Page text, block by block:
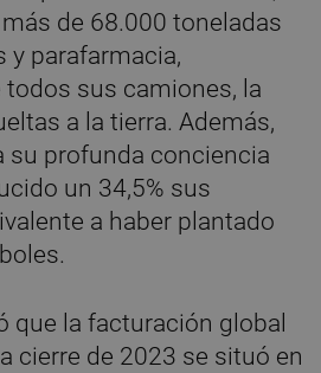
más de 68.000 toneladas
y parafarmacia,
todos sus camiones, la
a la tierra. Además,
su profunda conciencia
un 34,5% sus
a haber plantado
que la facturación global
cierre de 2023 se situó en